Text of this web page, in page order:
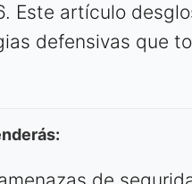
Este artículo
defensivas que